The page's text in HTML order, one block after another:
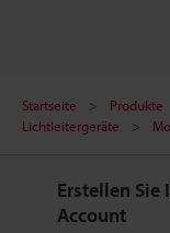
Startseite Produkte
Lichtleitergeräte
Erstellen Sie
Account